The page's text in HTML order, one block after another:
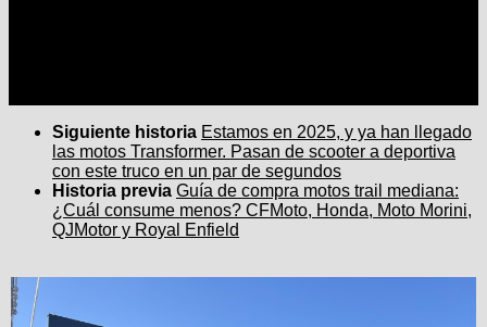
Siguiente historia Estamos en 2025, y ya han llegado
las motos Transformer. Pasan de scooter a deportiva
con este truco en un par de segundos
Historia previa Guía de compra motos trail mediana:
¿Cuál consume menos? CFMoto, Honda, Moto Morini,
QJMotor y Royal Enfield